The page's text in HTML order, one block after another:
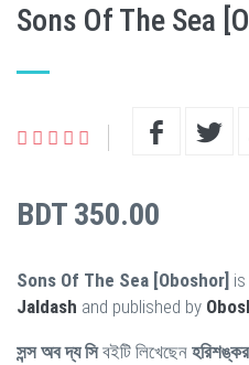
Sons Of The Sea
BDT 350.00
Sons Of The Sea [Oboshor]
Jaldash and published by
সন্স অব দ্য সিবইটি লিখেছেন